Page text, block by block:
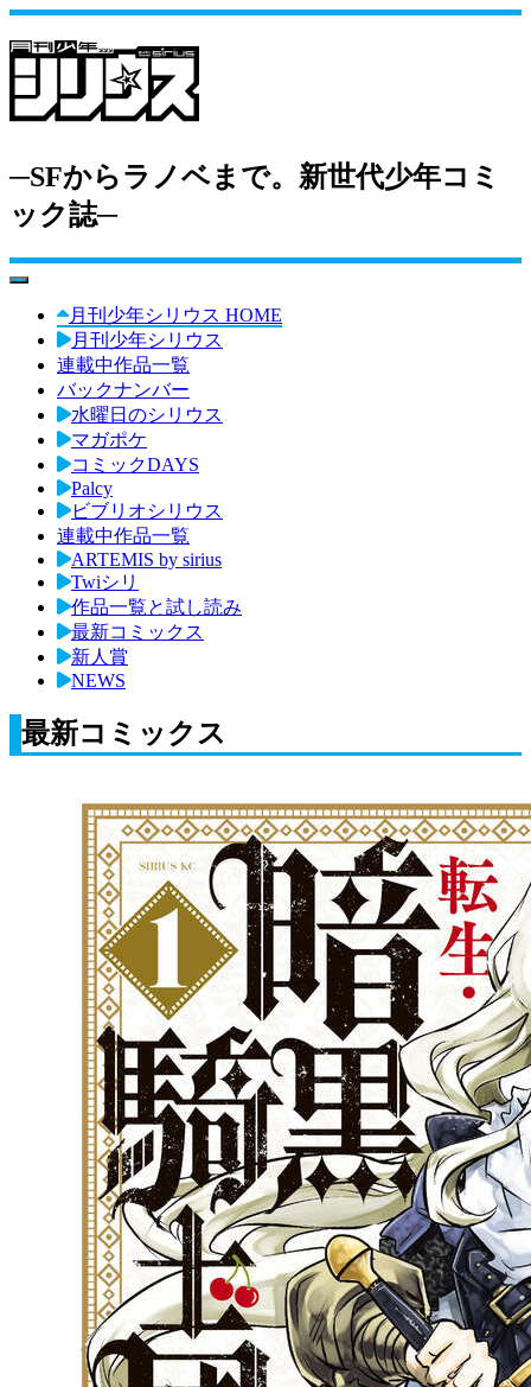
─SFからラノベまで。新世代少年コミ
ック誌─
toggle navigation
月刊少年シリウス HOME
月刊少年シリウス
連載中作品一覧
バックナンバー
水曜日のシリウス
マガポケ
コミックDAYS
Palcy
ビブリオシリウス
連載中作品一覧
ARTEMIS by sirius
Twiシリ
作品一覧と試し読み
最新コミックス
新人賞
NEWS
最新コミックス